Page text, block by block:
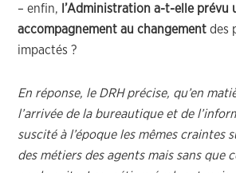
– enfin, l’Administration a-t-elle prévu
accompagnement au changement des
impactés ?
En réponse, le DRH précise, qu’en
l’arrivée de la bureautique et de
suscité à l’époque les mêmes craintes
des métiers des agents mais sans que